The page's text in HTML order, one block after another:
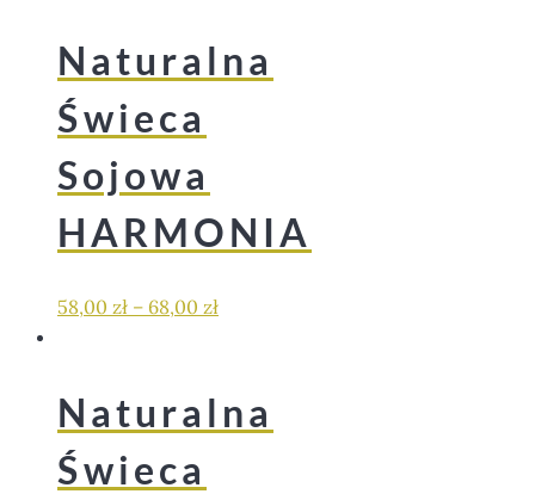
Naturalna
Świeca
Sojowa
HARMONIA
58,00 zł – 68,00 zł
Naturalna
Świeca